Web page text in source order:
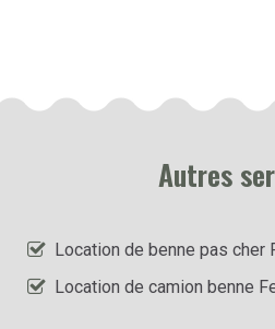
Autres
Location de benne pas cher
Location de camion benne